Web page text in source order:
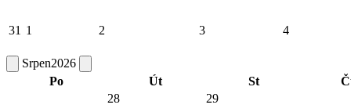
31 1 2 3 4
Srpen2026
Po
Út St
28
29